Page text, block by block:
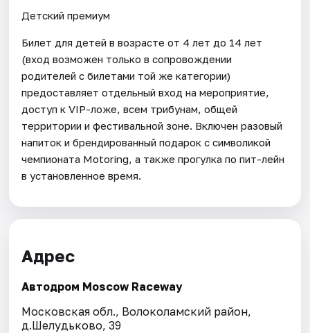
Детский премиум
Билет для детей в возрасте от 4 лет до 14 лет
(вход возможен только в сопровождении
родителей с билетами той же категории)
предоставляет отдельный вход на мероприятие,
доступ к VIP-ложе, всем трибунам, общей
территории и фестивальной зоне. Включен разовый
напиток и брендированный подарок с символикой
чемпионата Motoring, а также прогулка по пит-лейн
в установленное время.
Адрес
Автодром Moscow Raceway
Московская обл., Волоколамский район,
д.Шелудьково, 39